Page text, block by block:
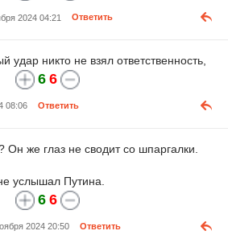
2024 04:21 Ответить
удар никто не взял ответственность,
6 6
08:06 Ответить
же глаз не сводит со шпаргалки.
услышал Путина.
6 6
2024 20:50 Ответить